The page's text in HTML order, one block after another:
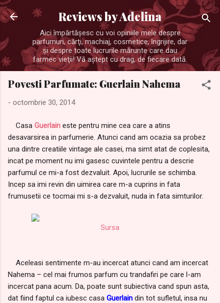
Treceți la conținutul principal
Reviews by Adelina
Aici împărtăşesc cu voi opiniile mele despre
parfumuri, cărţi, machiaj, cosmetice, îngrijire, dar
şi despre toate lucrurile mărunte care dau
farmec vieţii! Vă aştept cu drag, de fiecare dată.
Povesti Parfumate: Guerlain Nahema
- octombrie 30, 2014
Casa Guerlain este pentru mine cea care a atins
desavarsirea in parfumerie. Atunci cand am ocazia sa probez
una dintre creatiile vintage ale casei, ma simt atat de coplesita,
incat pe moment nu imi gasesc cuvintele pentru a descrie
parfumul ce mi-a fost dezvaluit. Apoi, lucrurile se schimba.
Incep sa imi revin din uimirea care m-a cuprins in fata
frumusetii ce tocmai mi s-a dezvaluit, nuda in fata simturilor.
Sursa
Aceleasi sentimente m-au incercat atunci cand am incercat
Nahema – cel mai frumos parfum cu trandafiri pe care l-am
incercat pana acum. Da, poate sunt subiectiva cand spun asta,
dat fiind faptul ca iubesc casa Guerlain din tot sufletul, insa nu